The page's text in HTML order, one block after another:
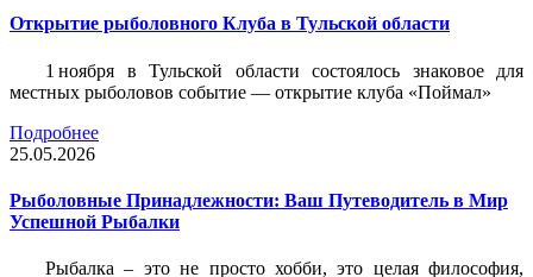
Открытие рыболовного Клуба в Тульской области
1 ноября в Тульской области состоялось знаковое для
местных рыболовов событие — открытие клуба «Поймал»
Подробнее
25.05.2026
Рыболовные Принадлежности: Ваш Путеводитель в Мир
Успешной Рыбалки
Рыбалка – это не просто хобби, это целая философия,